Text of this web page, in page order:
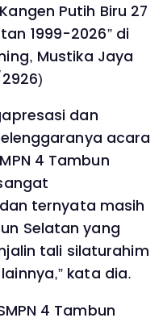
Putih Biru 27
1999-2026” di
Mustika Jaya
dan
acara
4 Tambun
ternyata masih
Selatan yang
tali silaturahim
kata dia.
4 Tambun